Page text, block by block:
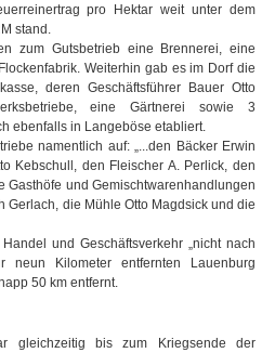
pro Hektar weit unter dem
stand.
zum Gutsbetrieb eine Brennerei, eine
Weiterhin gab es im Dorf die
deren Geschäftsführer Bauer Otto
eine Gärtnerei sowie 3
ebenfalls in Langeböse etabliert.
namentlich auf: „...den Bäcker Erwin
Kebschull, den Fleischer A. Perlick, den
Gasthöfe und Gemischtwarenhandlungen
Gerlach, die Mühle Otto Magdsick und die
und Geschäftsverkehr „nicht nach
Kilometer entfernten Lauenburg
50 km entfernt.
gleichzeitig bis zum Kriegsende der